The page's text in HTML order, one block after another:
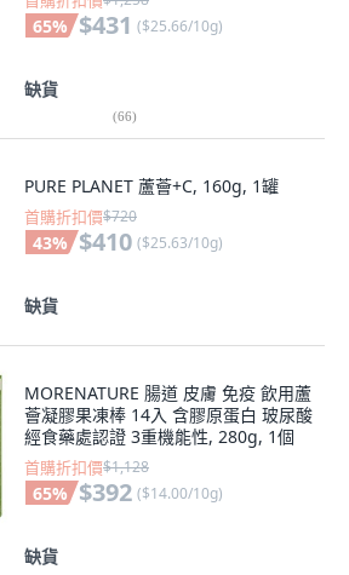
65% $431 ($25.66/10g)
缺貨
(66)
PURE PLANET 蘆薈+C, 160g, 1罐
首購折扣價$720
43% $410 ($25.63/10g)
缺貨
MORENATURE 腸道 皮膚 免疫 飲用蘆
薈凝膠果凍棒 14入 含膠原蛋白 玻尿酸
經食藥處認證 3重機能性, 280g, 1個
首購折扣價$1,128
65% $392 ($14.00/10g)
缺貨